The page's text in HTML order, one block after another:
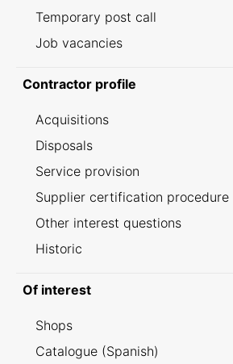
Temporary post call
Job vacancies
Contractor profile
Acquisitions
Disposals
Service provision
Supplier certification procedure
Other interest questions
Historic
Of interest
Shops
Catalogue (Spanish)